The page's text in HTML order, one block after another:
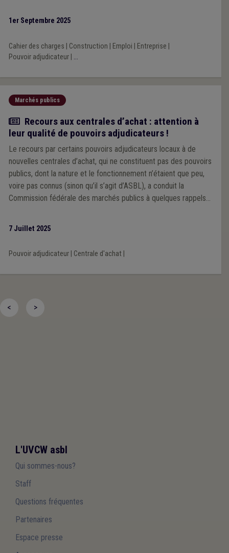
1er Septembre 2025
Cahier des charges Construction Emploi Entreprise
Pouvoir adjudicateur| ...
Marchés publics
Actualité
Recours aux centrales d’achat : attention à
leur qualité de pouvoirs adjudicateurs !
Le recours par certains pouvoirs adjudicateurs locaux à de
nouvelles centrales d’achat, qui ne constituent pas des pouvoirs
publics, dont la nature et le fonctionnement n’étaient que peu,
voire pas connus (sinon qu’il s’agit d’ASBL), a conduit la
Commission fédérale des marchés publics à quelques rappels
7 Juillet 2025
Pouvoir adjudicateur| Centrale d'achat|
< >
L'UVCW asbl
Qui sommes-nous?
Staff
Questions fréquentes
Partenaires
Espace presse